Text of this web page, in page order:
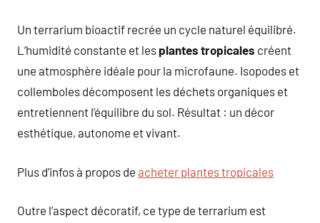
Un terrarium bioactif recrée un cycle naturel équilibré.
L’humidité constante et les plantes tropicales créent
une atmosphère idéale pour la microfaune. Isopodes et
collemboles décomposent les déchets organiques et
entretiennent l’équilibre du sol. Résultat : un décor
esthétique, autonome et vivant.
Plus d’infos à propos de acheter plantes tropicales
Outre l’aspect décoratif, ce type de terrarium est